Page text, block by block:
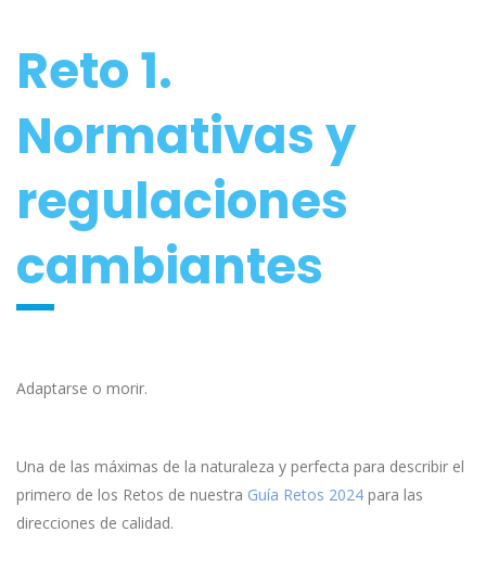
Reto 1.
Normativas y
regulaciones
cambiantes
Adaptarse o morir.
Una de las máximas de la naturaleza y perfecta para describir el
primero de los Retos de nuestra Guía Retos 2024 para las
direcciones de calidad.